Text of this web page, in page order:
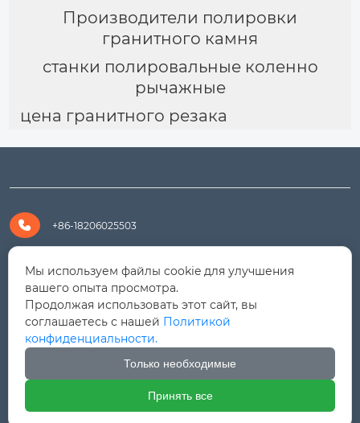
Производители полировки
гранитного камня
станки полировальные коленно
рычажные
цена гранитного резака
 +86-18206025503
 +8618206025503
 yanali@hualongm.com

351144, Китай, пров.Фуцзянь, г. Путянь, район Личэн,
промышленная зона Хуанши

Мы используем файлы cookie для улучшения
вашего опыта просмотра.
Продолжая использовать этот сайт, вы
соглашаетесь с нашей Политикой
конфиденциальности.
Только необходимые
Принять все